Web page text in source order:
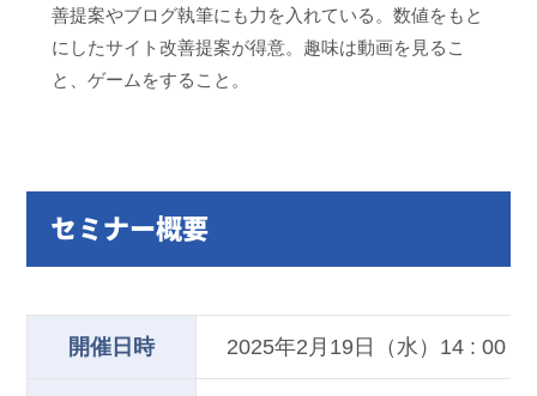
善提案やブログ執筆にも力を入れている。数値をもと
にしたサイト改善提案が得意。趣味は動画を見るこ
と、ゲームをすること。
セミナー概要
開催日時 2025年2月19日（水）14 : 00 –